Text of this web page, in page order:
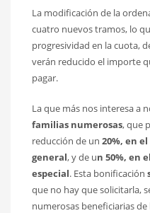
La modificación de la
cuatro nuevos tramos, lo
progresividad en la cuota,
verán reducido el importe
pagar.
La que más nos interesa a
familias numerosas, que
reducción de un 20%, en
general, y de un 50%, en
especial. Esta bonificación
que no hay que solicitarla,
numerosas beneficiarias